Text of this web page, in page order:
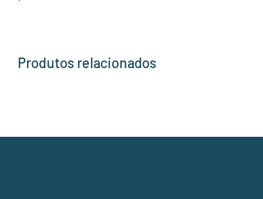
Produtos relacionados